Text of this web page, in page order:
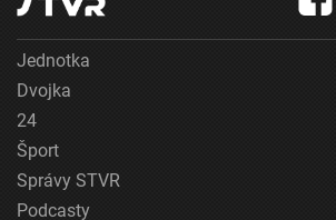
Jednotka
Dvojka
24
Šport
Správy STVR
Podcasty